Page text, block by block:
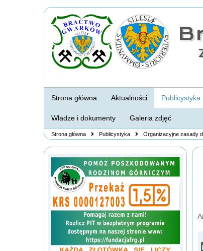
Strona główna Aktualności Publicystyka
Władze i dokumenty Galeria zdjęć
Strona główna Publicystyka Organizacyjne zasady